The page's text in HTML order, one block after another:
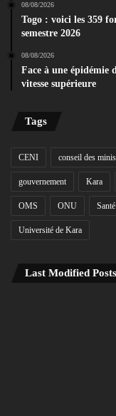
08/08/2026
Togo : voici les 359
semestre 2026
08/08/2026
Face à une épidémie
vitesse supérieure
Tags
CENI conseil des
gouvernement Kara
OMS ONU Santé
Université de Kara
Last Modified Posts